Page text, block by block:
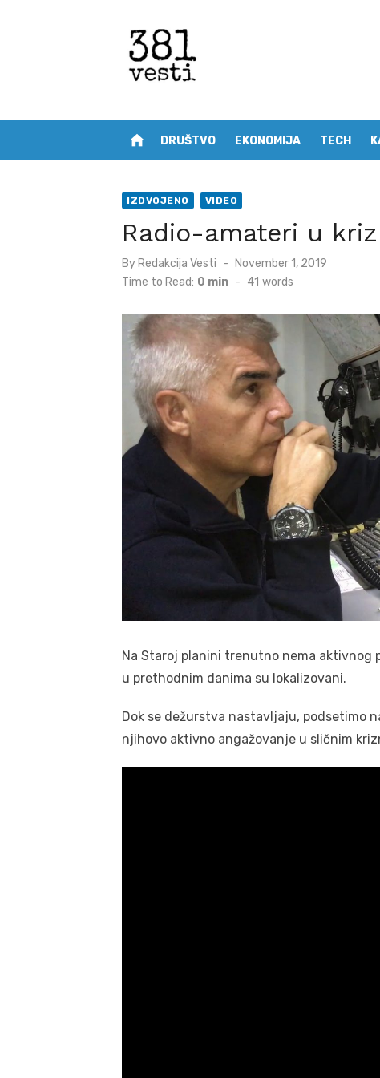
home DRUŠTVO EKONOMIJA TECH
IZDVOJENO VIDEO
Radio-amateri u
By Redakcija Vesti
Posted
November 1, 2019
Time to Read: 0 min - 41 words
Na Staroj planini trenutno nema aktivnog
u prethodnim danima su lokalizovani.
Dok se dežurstva nastavljaju, podsetimo
njihovo aktivno angažovanje u sličnim